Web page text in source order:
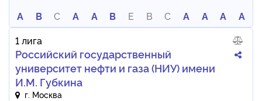
A B C A A B E B C A A A
A
1 лига
Российский государственный
университет нефти и газа (НИУ) имени
И.М. Губкина
г. Москва